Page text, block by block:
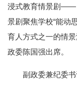
浸式教育情景剧——
景剧聚焦学校“能动
育人方式之一的情
政委陈国强出席。
副政委兼纪委书